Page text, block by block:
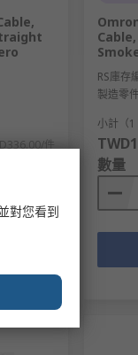
件
RS庫存
製造零
小計（1
數量
對您看到